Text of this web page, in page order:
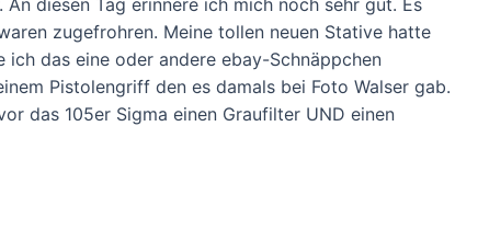
zugefrohren. Meine tollen neuen Stative hatte
das eine oder andere ebay-Schnäppchen
Pistolengriff den es damals bei Foto Walser gab.
das 105er Sigma einen Graufilter UND einen